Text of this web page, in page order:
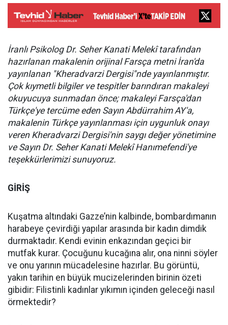
İranlı Psikolog Dr. Seher Kanati Melekî tarafından
hazırlanan makalenin orijinal Farsça metni İran'da
yayınlanan "Kheradvarzi Dergisi"nde yayınlanmıştır.
Çok kıymetli bilgiler ve tespitler barındıran makaleyi
okuyucuya sunmadan önce; makaleyi Farsça'dan
Türkçe'ye tercüme eden Sayın Abdürrahim AY'a,
makalenin Türkçe yayınlanması için uygunluk onayı
veren Kheradvarzi Dergisi'nin saygı değer yönetimine
ve Sayın Dr. Seher Kanati Melekî Hanımefendi'ye
teşekkürlerimizi sunuyoruz.
GİRİŞ
Kuşatma altındaki Gazze’nin kalbinde, bombardımanın
harabeye çevirdiği yapılar arasında bir kadın dimdik
durmaktadır. Kendi evinin enkazından geçici bir
mutfak kurar. Çocuğunu kucağına alır, ona ninni söyler
ve onu yarının mücadelesine hazırlar. Bu görüntü,
yakın tarihin en büyük mucizelerinden birinin özeti
gibidir: Filistinli kadınlar yıkımın içinden geleceği nasıl
örmektedir?